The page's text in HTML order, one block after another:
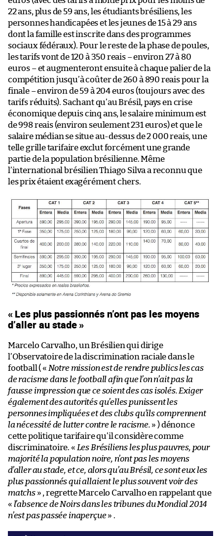
22 ans, plus de 59 ans, les étudiants brésiliens, les
personnes handicapées et les jeunes de 15 à 29 ans
dont la famille est inscrite dans des programmes
sociaux fédéraux). Pour le reste de la phase de poules,
les tarifs vont de 120 à 350 reais – environ 27 à 80
euros – et augmenteront ensuite à chaque palier de la
compétition jusqu’à coûter de 260 à 890 reais pour la
finale – environ de 59 à 204 euros (toujours avec des
tarifs réduits). Sachant qu’au Brésil, pays en crise
économique depuis cinq ans, le salaire minimum est
de 998 reais (environ seulement 231 euros) et que le
salaire médian se situe au-dessus de 2 000 reais, une
telle grille tarifaire exclut forcément une grande
partie de la population brésilienne. Même
l’international brésilien Thiago Silva a reconnu que
les prix étaient exagérément chers.
« Les plus passionnés n’ont pas les moyens
d’aller au stade »
Marcelo Carvalho, un Brésilien qui dirige
l’Observatoire de la discrimination raciale dans le
football ( « Notre mission est de rendre publics les cas
de racisme dans le football afin que l’on n’ait pas la
fausse impression que ce soient des cas isolés. Exiger
également des autorités qu’elles punissent les
personnes impliquées et des clubs qu’ils comprennent
la nécessité de lutter contre le racisme. » ) dénonce
cette politique tarifaire qu’il considère comme
discriminatoire. « Les Brésiliens les plus pauvres, pour
majorité la population noire, n’ont pas les moyens
d’aller au stade, et ce, alors qu’au Brésil, ce sont eux les
plus passionnés qui allaient le plus souvent voir des
matchs» , regrette Marcelo Carvalho en rappelant que
« l’absence de Noirs dans les tribunes du Mondial 2014
n’est pas passée inaperçue» .